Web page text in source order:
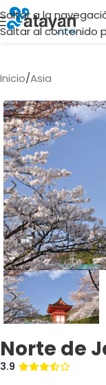
Saltar a la
Saltar al contenido
Inicio/Asia
Norte de
3.9